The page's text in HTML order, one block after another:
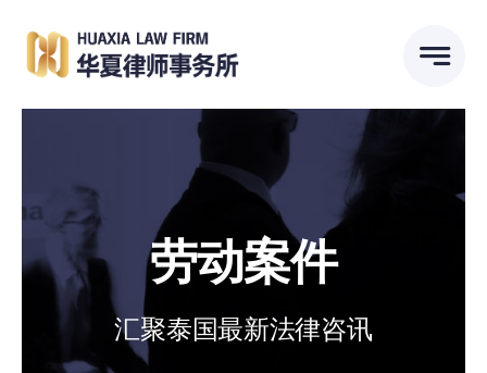
劳动案件
汇聚泰国最新法律咨讯